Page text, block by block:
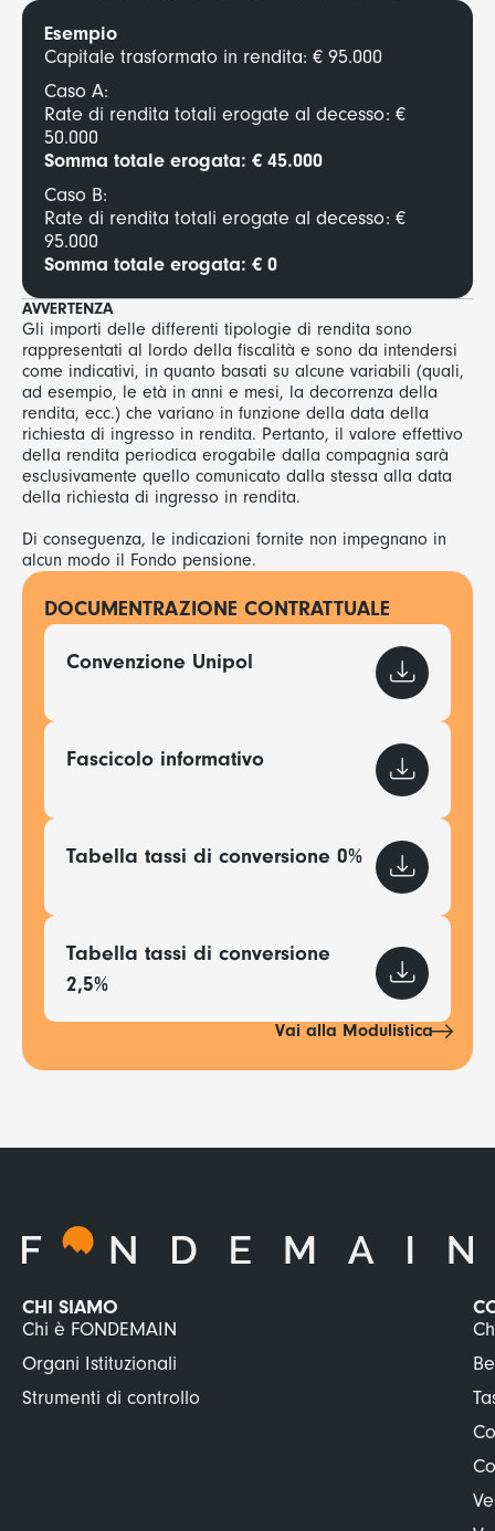
Esempio
Capitale trasformato in rendita: € 95.000
Caso A:
Rate di rendita totali erogate al decesso: €
50.000
Somma totale erogata: € 45.000
Caso B:
Rate di rendita totali erogate al decesso: €
95.000
Somma totale erogata: € 0
AVVERTENZA
Gli importi delle differenti tipologie di rendita sono
rappresentati al lordo della fiscalità e sono da intendersi
come indicativi, in quanto basati su alcune variabili (quali,
ad esempio, le età in anni e mesi, la decorrenza della
rendita, ecc.) che variano in funzione della data della
richiesta di ingresso in rendita. Pertanto, il valore effettivo
della rendita periodica erogabile dalla compagnia sarà
esclusivamente quello comunicato dalla stessa alla data
della richiesta di ingresso in rendita.
Di conseguenza, le indicazioni fornite non impegnano in
alcun modo il Fondo pensione.
DOCUMENTRAZIONE CONTRATTUALE
Convenzione Unipol
Fascicolo informativo
Tabella tassi di conversione 0%
Tabella tassi di conversione
2,5%
Vai alla Modulistica
CHI SIAMO
Chi è FONDEMAIN
Organi Istituzionali
Strumenti di controllo